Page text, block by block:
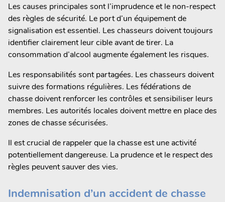
Les causes principales sont l’imprudence et le non-respect
des règles de sécurité. Le port d’un équipement de
signalisation est essentiel. Les chasseurs doivent toujours
identifier clairement leur cible avant de tirer. La
consommation d’alcool augmente également les risques.
Les responsabilités sont partagées. Les chasseurs doivent
suivre des formations régulières. Les fédérations de
chasse doivent renforcer les contrôles et sensibiliser leurs
membres. Les autorités locales doivent mettre en place des
zones de chasse sécurisées.
Il est crucial de rappeler que la chasse est une activité
potentiellement dangereuse. La prudence et le respect des
règles peuvent sauver des vies.
Indemnisation d’un accident de chasse